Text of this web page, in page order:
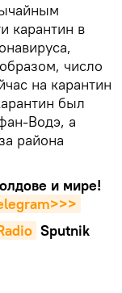
карантин в
число
на карантин
был
Водэ, а
района
и мире!
Sputnik